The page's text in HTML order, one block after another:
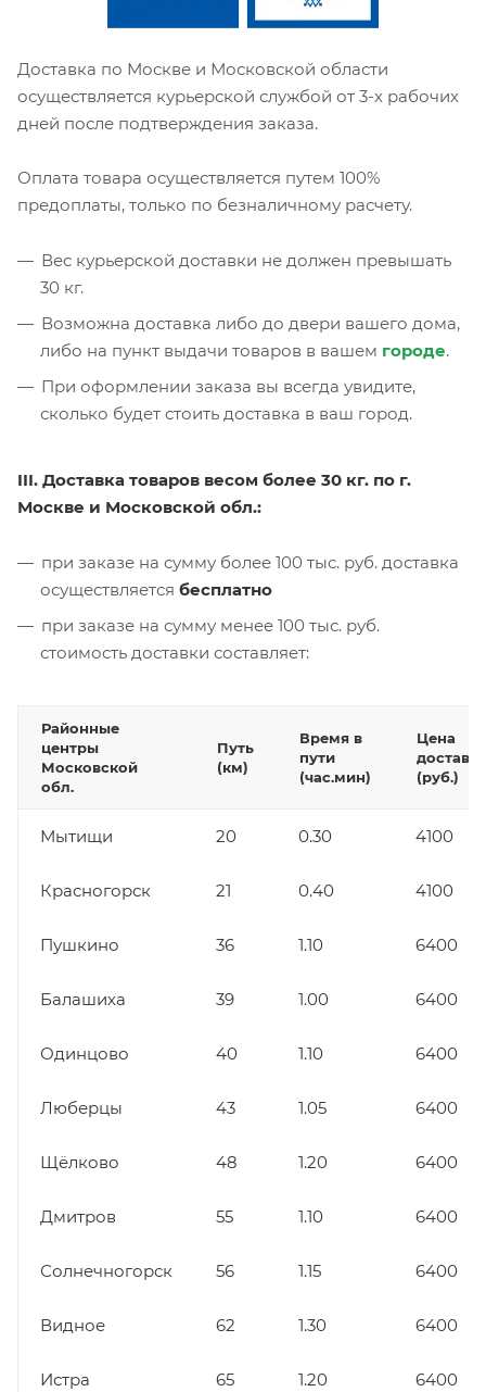
Доставка по Москве и Московской области
осуществляется курьерской службой от 3-х рабочих
дней после подтверждения заказа.
Оплата товара осуществляется путем 100%
предоплаты, только по безналичному расчету.
Вес курьерской доставки не должен превышать
30 кг.
Возможна доставка либо до двери вашего дома,
либо на пункт выдачи товаров в вашем городе.
При оформлении заказа вы всегда увидите,
сколько будет стоить доставка в ваш город.
III. Доставка товаров весом более 30 кг. по г.
Москве и Московской обл.:
при заказе на сумму более 100 тыс. руб. доставка
осуществляется бесплатно
при заказе на сумму менее 100 тыс. руб.
стоимость доставки составляет:
Районные
центры
Московской
обл.
Путь
(км)
Время в
пути
(час.мин)
Цена
(руб.)
Мытищи 20 0.30 4100
Красногорск 21 0.40 4100
Пушкино 36 1.10 6400
Балашиха 39 1.00 6400
Одинцово 40 1.10 6400
Люберцы 43 1.05 6400
Щёлково 48 1.20 6400
Дмитров 55 1.10 6400
Солнечногорск 56 1.15 6400
Видное 62 1.30 6400
Истра 65 1.20 6400